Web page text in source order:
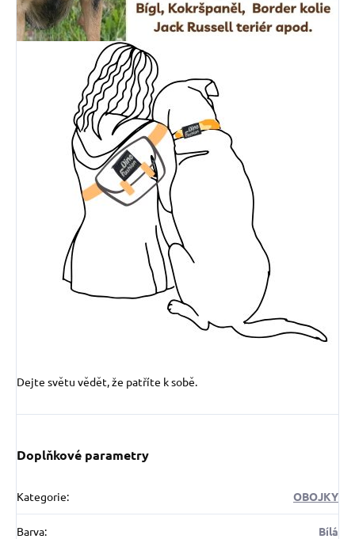
Dejte světu vědět, že patříte k sobě.
Doplňkové parametry
Kategorie: OBOJKY
Barva: Bílá